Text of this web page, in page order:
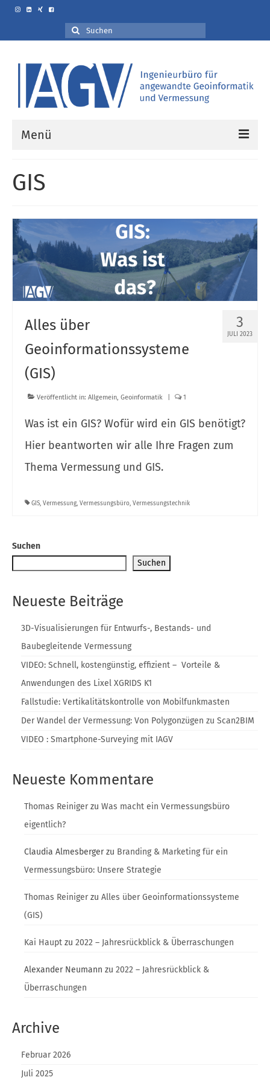
Suche
nach:
Menü
Leistungen
3D-Vermessung
Ingenieurvermessung
Fotorealistische & messbare
Punktwolken mit Gaussian Splatting
Beitrag zu den erneuerbaren Energien
Vermessung für Photovoltaikanlagen
Vermessung für Windkraftanlagen
Schnurgerüst für Baustelle
Smartphone-Surveying
Geoinformatik
Breitbandvermessung
Karriere
Blog
GIS
3
JULI 2023
Alles über
Geoinformationssysteme
(GIS)
Veröffentlicht in: Allgemein, Geoinformatik 1
Was ist ein GIS? Wofür wird ein GIS benötigt?
Hier beantworten wir alle Ihre Fragen zum
Thema Vermessung und GIS.
GIS, Vermessung, Vermessungsbüro, Vermessungstechnik
Suchen
Suchen
Neueste Beiträge
3D-Visualisierungen für Entwurfs-, Bestands- und
Baubegleitende Vermessung
VIDEO: Schnell, kostengünstig, effizient – Vorteile &
Anwendungen des Lixel XGRIDS K1
Fallstudie: Vertikalitätskontrolle von Mobilfunkmasten
Der Wandel der Vermessung: Von Polygonzügen zu Scan2BIM
VIDEO : Smartphone-Surveying mit IAGV
Neueste Kommentare
Thomas Reinigerzu Was macht ein Vermessungsbüro
eigentlich?
Claudia Almesbergerzu Branding & Marketing für ein
Vermessungsbüro: Unsere Strategie
Thomas Reinigerzu Alles über Geoinformationssysteme
(GIS)
Kai Haupt zu 2022 – Jahresrückblick & Überraschungen
Alexander Neumann zu 2022 – Jahresrückblick &
Überraschungen
Archive
Februar 2026
Juli 2025